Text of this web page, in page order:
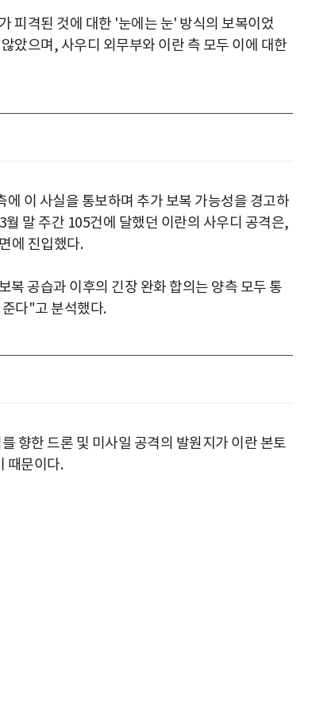
피격된 것에 대한 '눈에는 눈' 방식의 보복이었
았으며, 사우디 외무부와 이란 측 모두 이에 대한
이 사실을 통보하며 추가 보복 가능성을 경고하
말 주간 105건에 달했던 이란의 사우디 공격은,
에 진입했다.
공습과 이후의 긴장 완화 합의는 양측 모두 통
다"고 분석했다.
향한 드론 및 미사일 공격의 발원지가 이란 본토
때문이다.